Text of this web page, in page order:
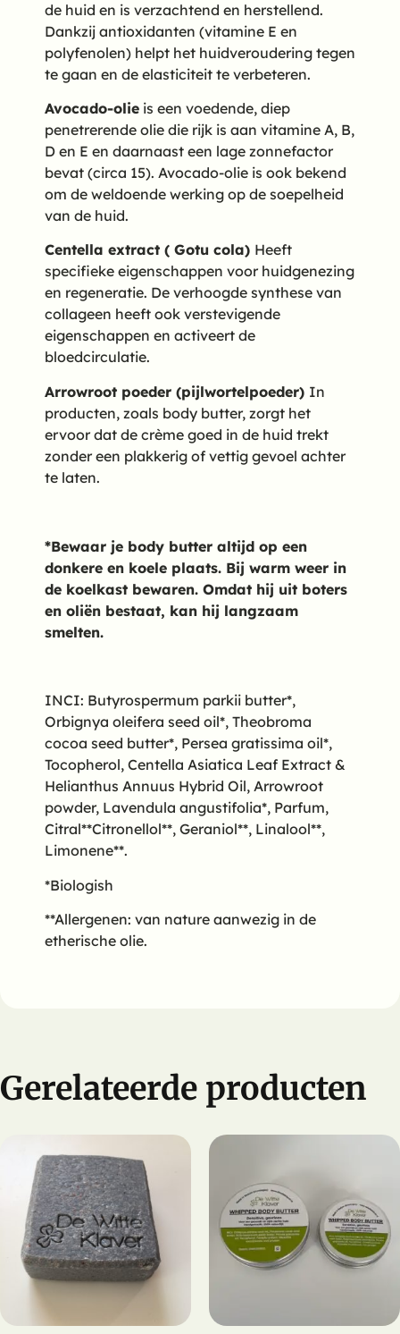
de huid en is verzachtend en herstellend.
Dankzij antioxidanten (vitamine E en
polyfenolen) helpt het huidveroudering tegen
te gaan en de elasticiteit te verbeteren.
Avocado-olie is een voedende, diep
penetrerende olie die rijk is aan vitamine A, B,
D en E en daarnaast een lage zonnefactor
bevat (circa 15). Avocado-olie is ook bekend
om de weldoende werking op de soepelheid
van de huid.
Centella extract ( Gotu cola) Heeft
specifieke eigenschappen voor huidgenezing
en regeneratie. De verhoogde synthese van
collageen heeft ook verstevigende
eigenschappen en activeert de
bloedcirculatie.
Arrowroot poeder (pijlwortelpoeder) In
producten, zoals body butter, zorgt het
ervoor dat de crème goed in de huid trekt
zonder een plakkerig of vettig gevoel achter
te laten.
*Bewaar je body butter altijd op een
donkere en koele plaats. Bij warm weer in
de koelkast bewaren. Omdat hij uit boters
en oliën bestaat, kan hij langzaam
smelten.
INCI: Butyrospermum parkii butter*,
Orbignya oleifera seed oil*, Theobroma
cocoa seed butter*, Persea gratissima oil*,
Tocopherol, Centella Asiatica Leaf Extract &
Helianthus Annuus Hybrid Oil, Arrowroot
powder, Lavendula angustifolia*, Parfum,
Citral**Citronellol**, Geraniol**, Linalool**,
Limonene**.
*Biologish
**Allergenen: van nature aanwezig in de
etherische olie.
Gerelateerde producten